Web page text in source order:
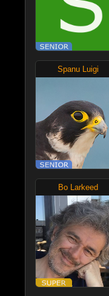
Spanu Luigi
Bo Larkeed